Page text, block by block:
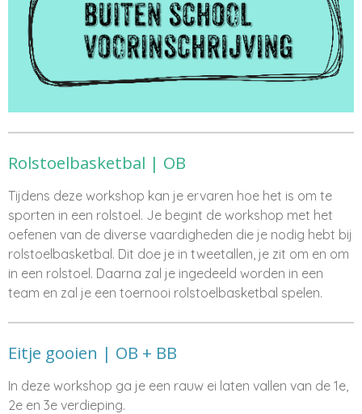
Rolstoelbasketbal | OB
Tijdens deze workshop kan je ervaren hoe het is om te
sporten in een rolstoel. Je begint de workshop met het
oefenen van de diverse vaardigheden die je nodig hebt bij
rolstoelbasketbal. Dit doe je in tweetallen, je zit om en om
in een rolstoel. Daarna zal je ingedeeld worden in een
team en zal je een toernooi rolstoelbasketbal spelen.
Eitje gooien | OB + BB
In deze workshop ga je een rauw ei laten vallen van de 1e,
2e en 3e verdieping.